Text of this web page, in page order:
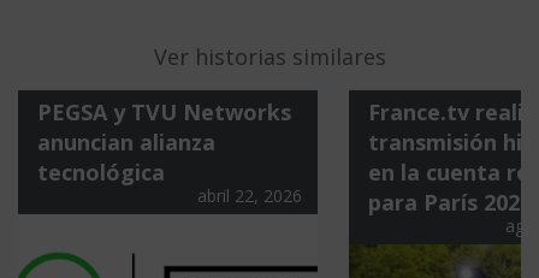
Ver historias similares
PEGSA y TVU Networks
anuncian alianza
tecnológica
abril 22, 2026
France.tv
transmisión
en la cuenta
para París 2024